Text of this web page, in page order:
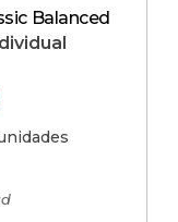
Balanced